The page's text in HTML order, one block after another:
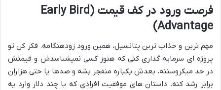
فرصت ورود در کف قیمت (Early Bird
Advantage
)
مهم ترین و جذاب ترین پتانسیل، همین ورود زودهنگامه. فکر کن تو
پروژه ای سرمایه گذاری کنی که هنوز کسی نمیشناسدش و قیمتش
در حد میکروسنته، بعدش یکباره منفجر بشه و صدها یا حتی هزاران
برابر رشد کنه. داستان های موفقیت افرادی که با چند دلار وارد یه